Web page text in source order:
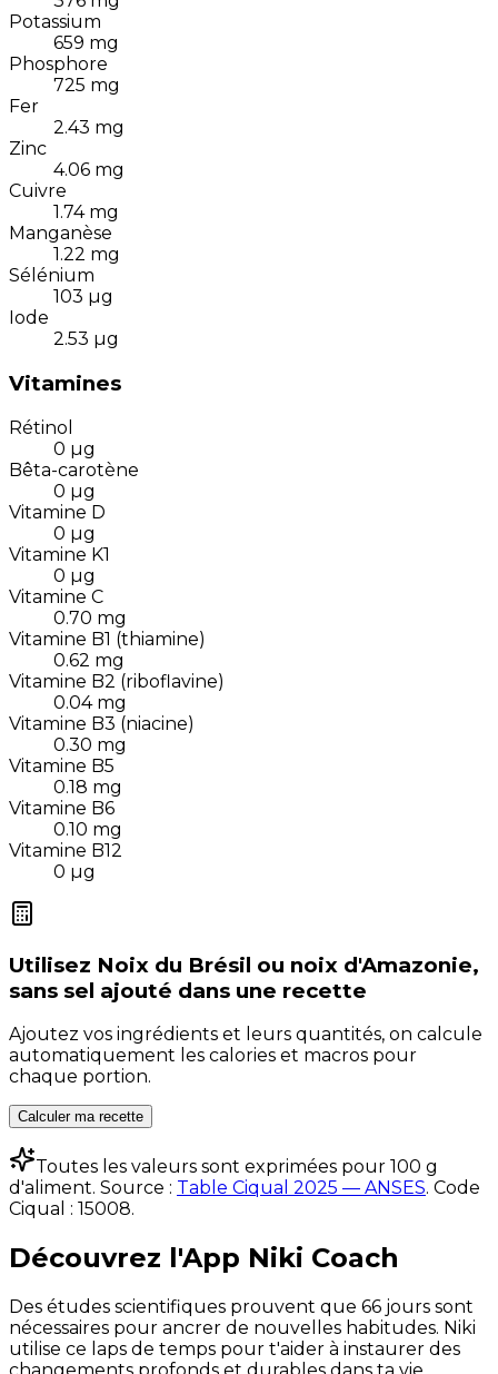
Potassium
659 mg
Phosphore
725 mg
Fer
2.43 mg
Zinc
4.06 mg
Cuivre
1.74 mg
Manganèse
1.22 mg
Sélénium
103 µg
Iode
2.53 µg
Vitamines
Rétinol
0 µg
Bêta-carotène
0 µg
Vitamine D
0 µg
Vitamine K1
0 µg
Vitamine C
0.70 mg
Vitamine B1 (thiamine)
0.62 mg
Vitamine B2 (riboflavine)
0.04 mg
Vitamine B3 (niacine)
0.30 mg
Vitamine B5
0.18 mg
Vitamine B6
0.10 mg
Vitamine B12
0 µg
Utilisez Noix du Brésil ou noix d'Amazonie,
sans sel ajouté dans une recette
Ajoutez vos ingrédients et leurs quantités, on calcule
automatiquement les calories et macros pour
chaque portion.
Calculer ma recette
Toutes les valeurs sont exprimées pour 100 g
d'aliment. Source : Table Ciqual 2025 — ANSES. Code
Ciqual : 15008.
Découvrez l'App Niki Coach
Des études scientifiques prouvent que 66 jours sont
nécessaires pour ancrer de nouvelles habitudes. Niki
utilise ce laps de temps pour t'aider à instaurer des